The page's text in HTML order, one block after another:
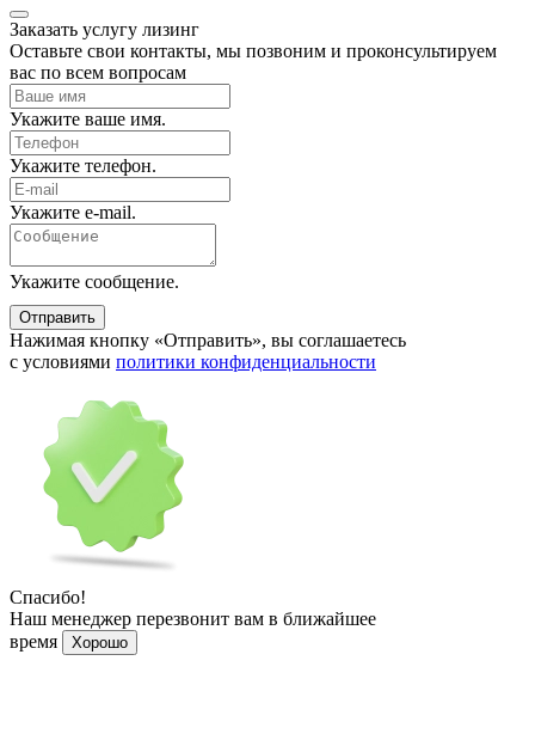
Заказать услугу лизинг
Оставьте свои контакты, мы позвоним и проконсультируем
вас по всем вопросам
Укажите ваше имя.
Укажите телефон.
Укажите e-mail.
Укажите сообщение.
Отправить
Нажимая кнопку «Отправить», вы соглашаетесь
с условиями политики конфиденциальности
Спасибо!
Наш менеджер перезвонит вам в ближайшее
время
Хорошо